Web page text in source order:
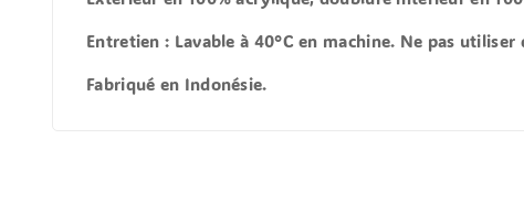
Entretien : Lavable à 40°C en machine. Ne pas
Fabriqué en Indonésie.